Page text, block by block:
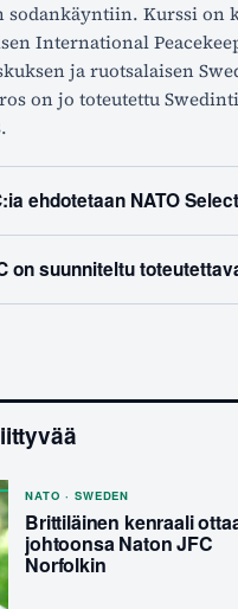
sodankäyntiin. Kurssi on
International
ja ruotsalaisen
on jo toteutettu
ehdotetaan NATO
on suunniteltu
NATO · SWEDEN
Brittiläinen kenraali
johtoonsa Naton JFC
Norfolkin